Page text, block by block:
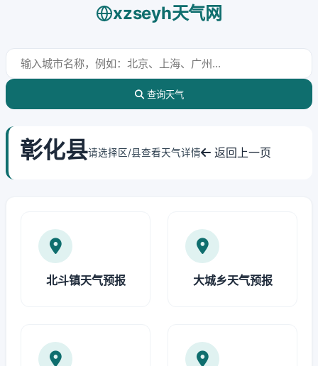
xzseyh天气网
查询天气
彰化县请选择区/县查看天气详情 返回上一页
北斗镇天气预报 大城乡天气预报